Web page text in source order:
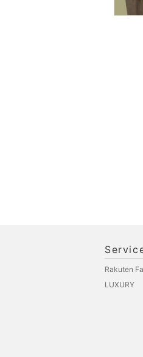
食器
ン用品
Rakuten
LUXURY